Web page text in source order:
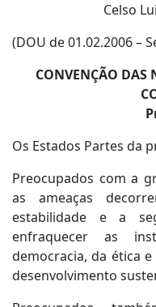
Celso
(DOU de 01.02.2006 –
CONVENÇÃO DAS
Os Estados Partes da
Preocupados com a
as ameaças
estabilidade e a
enfraquecer as
democracia, da ética
desenvolvimento